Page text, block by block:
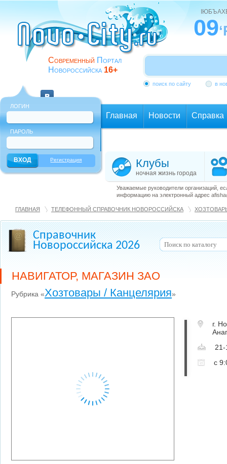
Современный Портал
Новороссийска 16+
09
поиск по сайту в
ЛОГИН
ПАРОЛЬ
Регистрация
Главная Новости Справка
Клубы
ночная жизнь города
Уважаемые руководители организаций,
информацию на электронный адрес
ГЛАВНАЯ ТЕЛЕФОННЫЙ СПРАВОЧНИК НОВОРОССИЙСКА
Справочник
Новороссийска 2026
НАВИГАТОР, МАГАЗИН ЗАО
Рубрика «Хозтовары / Канцелярия»
г.
с